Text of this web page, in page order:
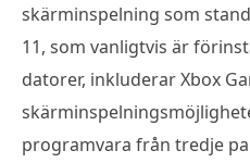
skärminspelning som
11, som vanligtvis är
datorer, inkluderar Xbox
programvara från tredje